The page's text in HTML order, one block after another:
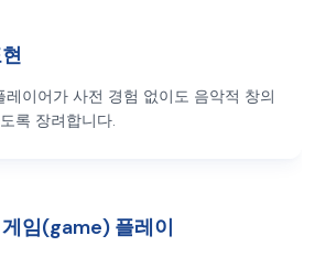
레이어가 사전 경험 없이도 음악적 창의
록 장려합니다.
임(game) 플레이